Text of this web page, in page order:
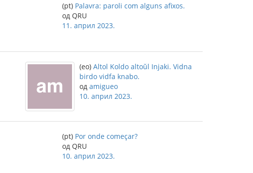
(pt) Palavra: paroli com alguns afixos.
од QRU
11. април 2023.
(eo) Altol Koldo altoŭl Injaki. Vidna
birdo vidfa knabo.
од amigueo
10. април 2023.
(pt) Por onde começar?
од QRU
10. април 2023.